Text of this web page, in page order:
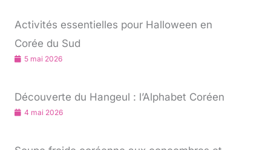
Activités essentielles pour Halloween en
Corée du Sud
5 mai 2026
Découverte du Hangeul : l’Alphabet Coréen
4 mai 2026